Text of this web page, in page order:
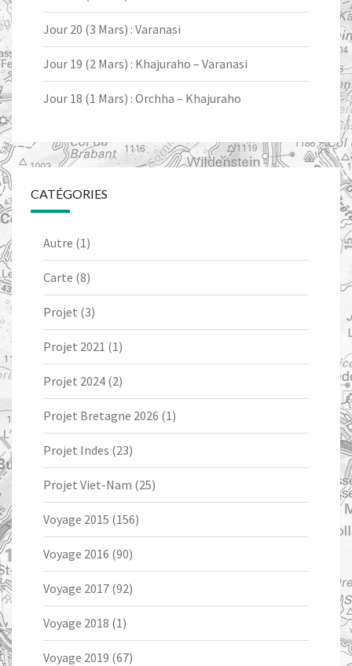
Jour 20 (3 Mars) : Varanasi
Jour 19 (2 Mars) : Khajuraho – Varanasi
Jour 18 (1 Mars) : Orchha – Khajuraho
CATÉGORIES
Autre (1)
Carte (8)
Projet (3)
Projet 2021 (1)
Projet 2024 (2)
Projet Bretagne 2026 (1)
Projet Indes (23)
Projet Viet-Nam (25)
Voyage 2015 (156)
Voyage 2016 (90)
Voyage 2017 (92)
Voyage 2018 (1)
Voyage 2019 (67)